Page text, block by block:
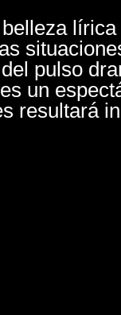
pulso
un
resultará